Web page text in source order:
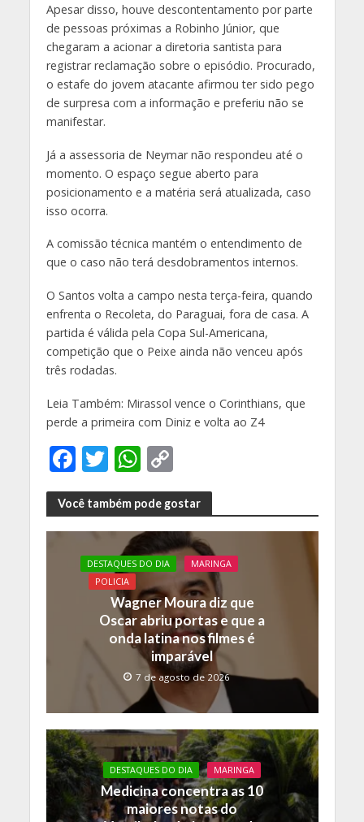
Apesar disso, houve descontentamento por parte
de pessoas próximas a Robinho Júnior, que
chegaram a acionar a diretoria santista para
registrar reclamação sobre o episódio. Procurado,
o estafe do jovem atacante afirmou ter sido pego
de surpresa com a informação e preferiu não se
manifestar.
Já a assessoria de Neymar não respondeu até o
momento. O espaço segue aberto para
posicionamento e a matéria será atualizada, caso
isso ocorra.
A comissão técnica mantém o entendimento de
que o caso não terá desdobramentos internos.
O Santos volta a campo nesta terça-feira, quando
enfrenta o Recoleta, do Paraguai, fora de casa. A
partida é válida pela Copa Sul-Americana,
competição que o Peixe ainda não venceu após
três rodadas.
Leia Também: Mirassol vence o Corinthians, que
perde a primeira com Diniz e volta ao Z4
F
ac
e
b
o
o
T
w
itt
er
W
h
at
s
A
p
p
C
o
p
y
Li
n
k
Você também pode gostar
DESTAQUES DO DIA
MARINGA
POLICIA
Wagner Moura diz que
Oscar abriu portas e que a
onda latina nos filmes é
imparável
7 de agosto de 2026
DESTAQUES DO DIA MARINGA
Medicina concentra as 10
maiores notas do